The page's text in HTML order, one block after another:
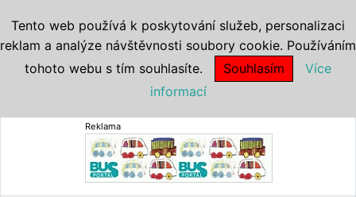
Reklama
Tento web používá k poskytování služeb, personalizaci
reklam a analýze návštěvnosti soubory cookie. Používáním
tohoto webu s tím souhlasíte.
Souhlasím
Více
informací